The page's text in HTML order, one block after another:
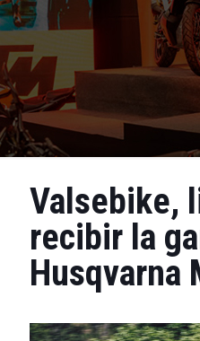
Valsebike,
recibir la
Husqvarna